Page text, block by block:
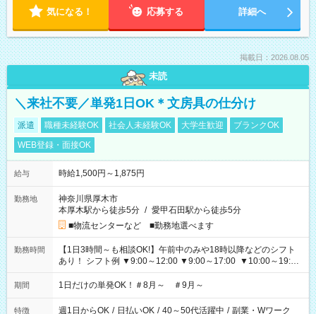
気になる！ 応募する 詳細へ
掲載日：2026.08.05
未読
＼来社不要／単発1日OK＊文房具の仕分け
派遣 職種未経験OK 社会人未経験OK 大学生歓迎
ブランクOK
WEB登録・面接OK
給与 時給1,500円～1,875円
勤務地
神奈川県厚木市
本厚木駅から徒歩5分 / 愛甲石田駅から徒歩5分
■物流センターなど ■勤務地選べます
勤務時間
【1日3時間～も相談OK!】午前中のみや18時以降などのシフト
あり！ シフト例 ▼9:00～12:00 ▼9:00～17:00 ▼10:00～19:00
▼18:00～21:00
期間 1日だけの単発OK！＃8月～ ＃9月～
特徴 週1日からOK / 日払いOK / 40～50代活躍中 / 副業・Wワーク